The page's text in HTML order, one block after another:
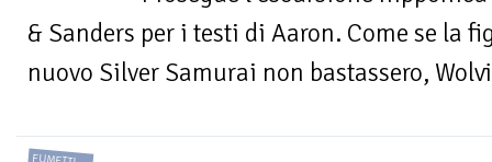
& Sanders per i testi di Aaron. Come se la
nuovo Silver Samurai non bastassero,